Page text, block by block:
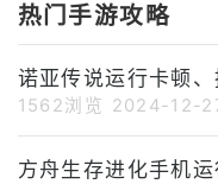
热门手游攻略
诺亚传说运行卡顿
1562浏览 2024-12-
方舟生存进化手机